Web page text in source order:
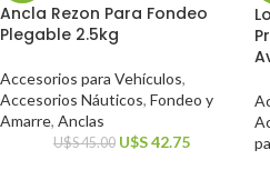
Ancla Rezon Para Fondeo
Plegable 2.5kg
Accesorios para Vehículos,
Accesorios Náuticos, Fondeo y
Amarre, Anclas
U$S45.00 U$S42.75